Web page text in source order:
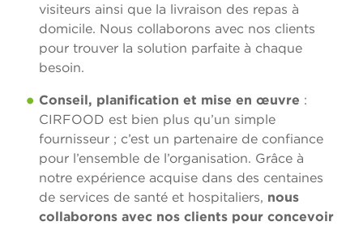
visiteurs ainsi que la livraison des repas à
domicile. Nous collaborons avec nos clients
pour trouver la solution parfaite à chaque
besoin.
Conseil, planification et mise en œuvre :
CIRFOOD est bien plus qu’un simple
fournisseur ; c’est un partenaire de confiance
pour l’ensemble de l’organisation. Grâce à
notre expérience acquise dans des centaines
de services de santé et hospitaliers, nous
collaborons avec nos clients pour concevoir